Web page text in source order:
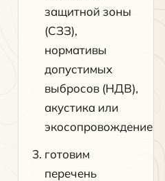
защитной зоны
(СЗЗ),
нормативы
допустимых
выбросов (НДВ),
акустика или
экосопровождение
готовим
перечень